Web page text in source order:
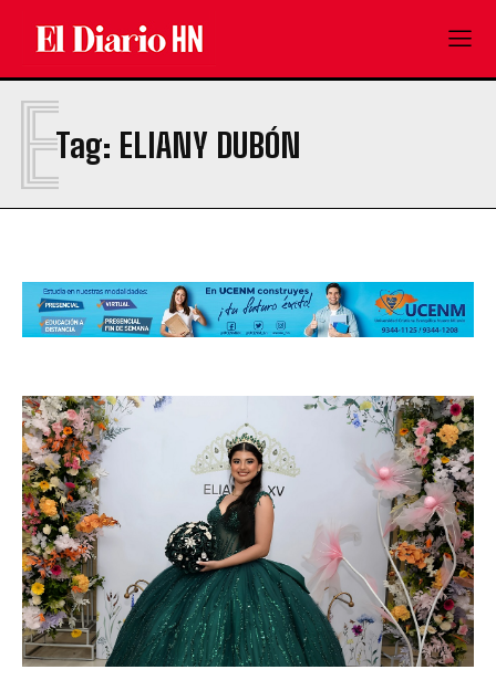
Tag: ELIANY DUBÓN
E